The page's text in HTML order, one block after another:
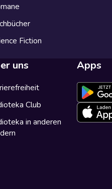
Fiction
uns
Club
in anderen
Apps